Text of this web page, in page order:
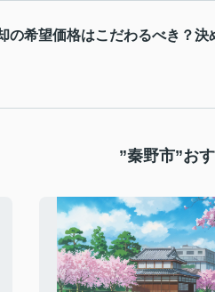
の希望価格はこだわるべき？決
”秦野市”お